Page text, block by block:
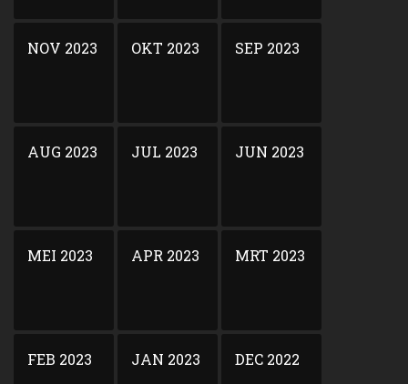
NOV 2023 OKT 2023 SEP 2023
AUG 2023 JUL 2023 JUN 2023
MEI 2023 APR 2023 MRT 2023
FEB 2023 JAN 2023 DEC 2022